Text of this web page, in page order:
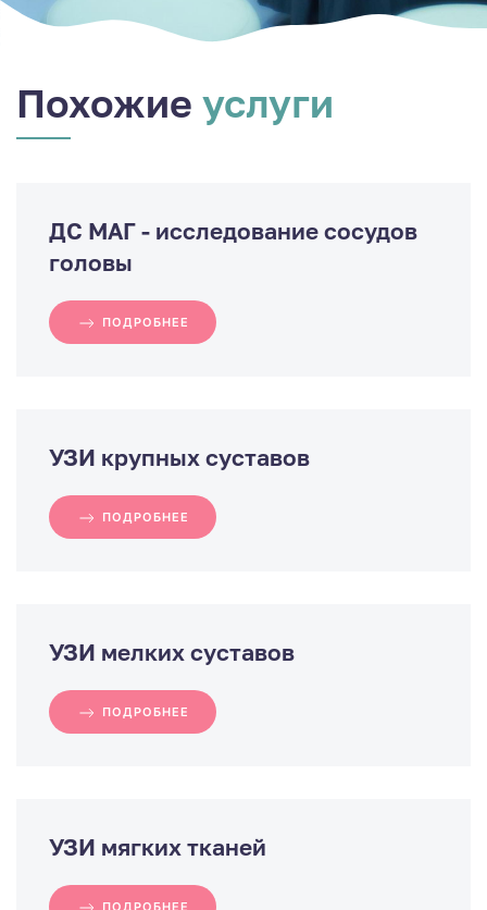
Похожие услуги
ДС МАГ - исследование сосудов
головы
ПОДРОБНЕЕ
УЗИ крупных суставов
ПОДРОБНЕЕ
УЗИ мелких суставов
ПОДРОБНЕЕ
УЗИ мягких тканей
ПОДРОБНЕЕ